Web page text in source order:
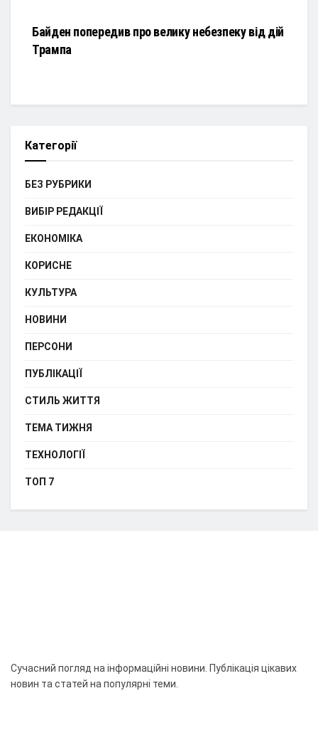
Байден попередив про велику небезпеку від дій
Трампа
Категорії
БЕЗ РУБРИКИ
ВИБІР РЕДАКЦІЇ
ЕКОНОМІКА
КОРИСНЕ
КУЛЬТУРА
НОВИНИ
ПЕРСОНИ
ПУБЛІКАЦІЇ
СТИЛЬ ЖИТТЯ
ТЕМА ТИЖНЯ
ТЕХНОЛОГІЇ
ТОП 7
Сучасний погляд на інформаційні новини. Публікація цікавих
новин та статей на популярні теми.